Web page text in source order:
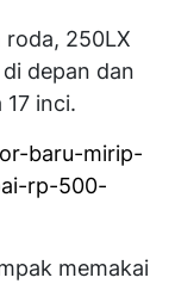
roda, 250LX
depan dan
inci.
baru-mirip-
rp-500-
memakai